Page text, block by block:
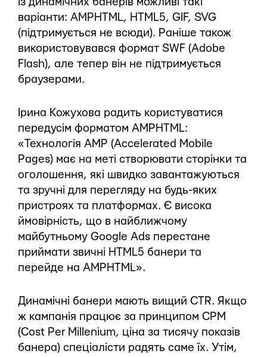
варіанти: AMPHTML, HTML5, GIF, SVG
(підтримується не всюди). Раніше також
використовувався формат SWF (Adobe
Flash), але тепер він не підтримується
браузерами.
Ірина Кожухова радить користуватися
передусім форматом AMPHTML:
«Технологія AMP (Accelerated Mobile
Pages) має на меті створювати сторінки та
оголошення, які швидко завантажуються
та зручні для перегляду на будь-яких
пристроях та платформах. Є висока
ймовірність, що в найближчому
майбутньому Google Ads перестане
приймати звичні HTML5 банери та
перейде на AMPHTML».
Динамічні банери мають вищий CTR. Якщо
ж кампанія працює за принципом CPM
(Cost Per Millenium, ціна за тисячу показів
банера) спеціалісти радять саме їх. Утім,